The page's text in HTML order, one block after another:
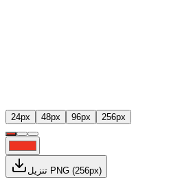
24px 48px 96px 256px
تنزيل PNG (256px)